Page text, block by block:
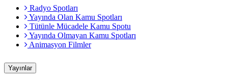
Radyo Spotları
Yayında Olan Kamu Spotları
Tütünle Mücadele Kamu Spotu
Yayında Olmayan Kamu Spotları
Animasyon Filmler
Yayınlar